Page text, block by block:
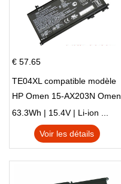
€ 57.65
TE04XL compatible modèle
HP Omen 15-AX203N Omen
15 Series Pavilion 15 Series
63.3Wh | 15.4V | Li-ion ...
Voir les détails